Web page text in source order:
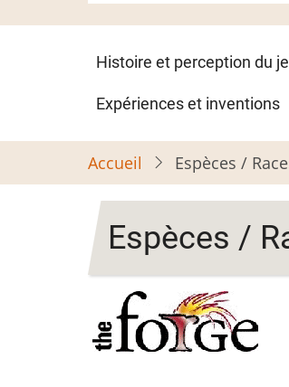
Navigation
principale
Histoire et perception du
Expériences et inventions
Accueil Espèces /
Espèces /